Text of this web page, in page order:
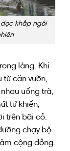
khắp ngôi
làng. Khi
từcăn vườn,
uống trà,
tự khiến,
trên bãi cỏ.
chạy bộ
cộng đồng.